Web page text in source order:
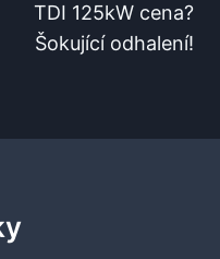
TDI 125kW cena?
Šokující odhalení!